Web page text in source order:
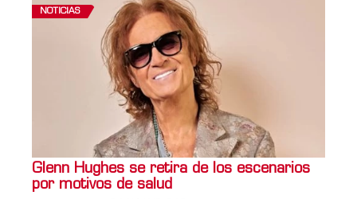
NOTICIAS
Glenn Hughes se retira de los escenarios
por motivos de salud